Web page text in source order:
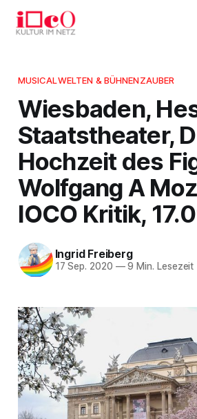
MUSICALWELTEN & BÜHNENZAUBER
Wiesbaden,
Staatstheater,
Hochzeit des
Wolfgang A
IOCO Kritik,
Ingrid Freiberg
17 Sep. 2020 —9 Min. Lesezeit